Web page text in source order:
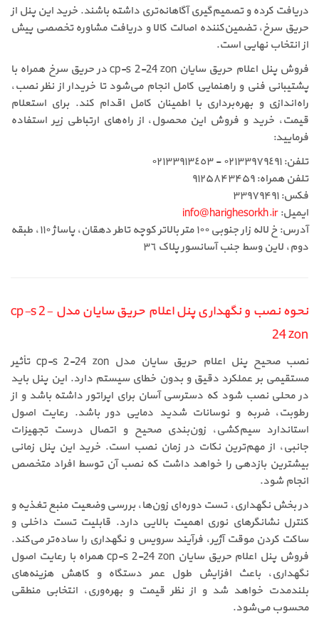
دریافت کرده و تصمیم‌گیری آگاهانه‌تری داشته باشند. خرید این پنل از
حریق سرخ، تضمین‌کننده اصالت کالا و دریافت مشاوره تخصصی پیش
از انتخاب نهایی است.
فروش پنل اعلام حریق سایان cp-s 2-24 zon در حریق سرخ همراه با
پشتیبانی فنی و راهنمایی کامل انجام می‌شود تا خریدار از نظر نصب،
راه‌اندازی و بهره‌برداری با اطمینان کامل اقدام کند. برای استعلام
قیمت، خرید و فروش این محصول، از راه‌های ارتباطی زیر استفاده
فرمایید:
تلفن: ٠٢١٣٣٩٧٩٤٩١ - ٠٢١٣٣٩١٣٤٥٣
تلفن همراه: ۹۱۲۵۸۴۳۴۵۹
فکس: ۳۳۹۷۹۴۹۱
ایمیل:info@harighesorkh.ir
آدرس: خ لاله زار جنوبی ١٠٠ متر بالاتر کوچه تاطر دهقان، پاساژ ١١٠، طبقه
دوم، لاین وسط جنب آسانسور پلاک ٣٦
نحوه نصب و نگهداری پنل اعلام حریق سایان مدل cp-s 2-
24 zon
نصب صحیح پنل اعلام حریق سایان مدل cp-s 2-24 zon تأثیر
مستقیمی بر عملکرد دقیق و بدون خطای سیستم دارد. این پنل باید
در محلی نصب شود که دسترسی آسان برای اپراتور داشته باشد و از
رطوبت، ضربه و نوسانات شدید دمایی دور باشد. رعایت اصول
استاندارد سیم‌کشی، زون‌بندی صحیح و اتصال درست تجهیزات
جانبی، از مهم‌ترین نکات در زمان نصب است. خرید این پنل زمانی
بیشترین بازدهی را خواهد داشت که نصب آن توسط افراد متخصص
انجام شود.
در بخش نگهداری، تست دوره‌ای زون‌ها، بررسی وضعیت منبع تغذیه و
کنترل نشانگرهای نوری اهمیت بالایی دارد. قابلیت تست داخلی و
ساکت کردن موقت آژیر، فرآیند سرویس و نگهداری را ساده‌تر می‌کند.
فروش پنل اعلام حریق سایان cp-s 2-24 zon همراه با رعایت اصول
نگهداری، باعث افزایش طول عمر دستگاه و کاهش هزینه‌های
بلندمدت خواهد شد و از نظر قیمت و بهره‌وری، انتخابی منطقی
محسوب می‌شود.